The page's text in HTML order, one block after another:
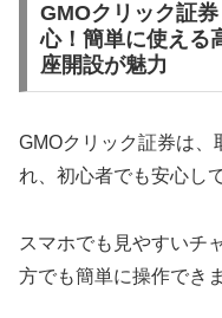
GMOクリック証
心！簡単に使える
座開設が魅力
GMOクリック証券は
れ、初心者でも安心し
スマホでも見やすいチ
方でも簡単に操作できま